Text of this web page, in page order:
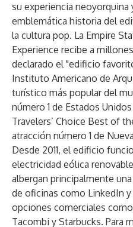
su experiencia neoyorquina
emblemática historia del
la cultura pop. La Empire
Experience recibe a
declarado el "edificio
Instituto Americano de
turístico más popular del
número 1 de Estados
Travelers’ Choice Best of
atracción número 1 de
Desde 2011, el edificio
electricidad eólica
albergan principalmente
de oficinas como LinkedIn
opciones comerciales como
Tacombi y Starbucks. Para